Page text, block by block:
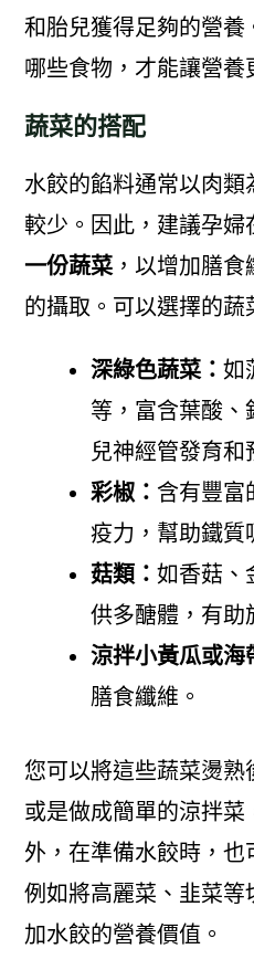
和胎兒獲得足夠的營
哪些食物，才能讓營養
蔬菜的搭配
水餃的餡料通常以肉
較少。因此，建議孕婦
一份蔬菜，以增加膳食
的攝取。可以選擇的蔬
深綠色蔬菜： 如
等，富含葉酸、
兒神經管發育和
彩椒： 含有豐富
疫力，幫助鐵質
菇類： 如香菇、
供多醣體，有助
涼拌小黃瓜或海
膳食纖維。
您可以將這些蔬菜燙熟
或是做成簡單的涼拌菜
外，在準備水餃時，也
例如將高麗菜、韭菜等
加水餃的營養價值。